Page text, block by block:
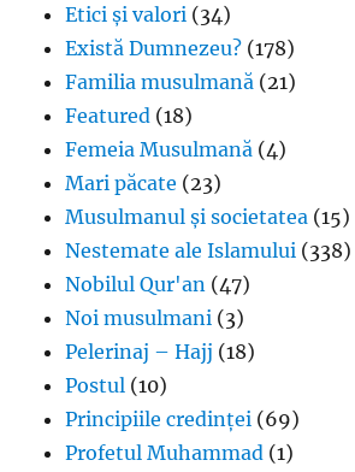
Etici și valori (34)
Există Dumnezeu? (178)
Familia musulmană (21)
Featured (18)
Femeia Musulmană (4)
Mari păcate (23)
Musulmanul și societatea (15)
Nestemate ale Islamului (338)
Nobilul Qur'an (47)
Noi musulmani (3)
Pelerinaj – Hajj (18)
Postul (10)
Principiile credinței (69)
Profetul Muhammad (1)